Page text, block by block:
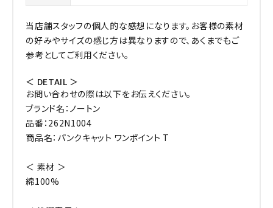
当店舗スタッフの個人的な感想になります。お客様の素材
の好みやサイズの感じ方は異なりますので、あくまでもご
参考としてご利用ください。
＜ DETAIL ＞
お問い合わせの際は以下をお伝えください。
ブランド名：ノートン
品番：262N1004
商品名：パンクキャット ワンポイント T
＜ 素材 ＞
綿100%